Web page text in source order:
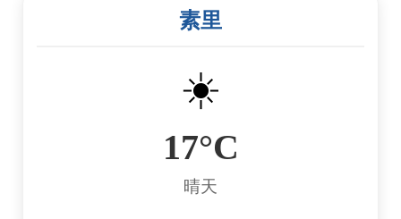
素里
☀️
17°C
晴天